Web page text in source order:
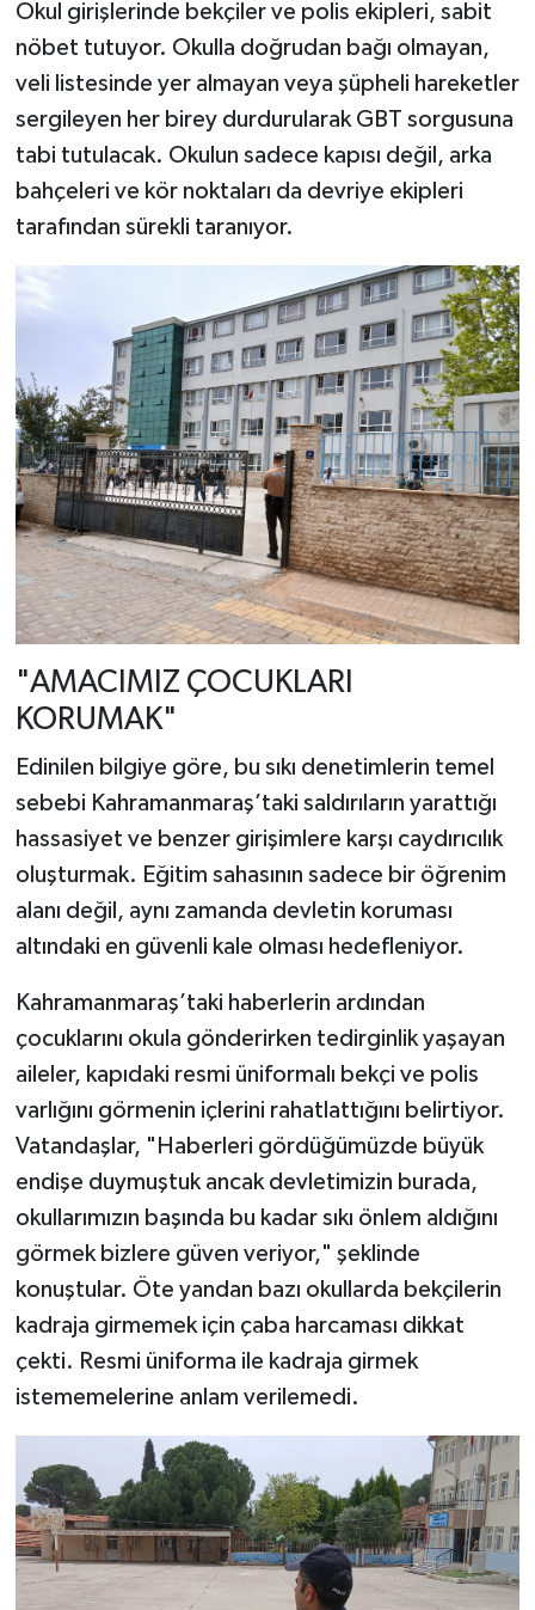
Okul girişlerinde bekçiler ve polis ekipleri, sabit
nöbet tutuyor. Okulla doğrudan bağı olmayan,
veli listesinde yer almayan veya şüpheli hareketler
sergileyen her birey durdurularak GBT sorgusuna
tabi tutulacak. Okulun sadece kapısı değil, arka
bahçeleri ve kör noktaları da devriye ekipleri
tarafından sürekli taranıyor.
​"AMACIMIZ ÇOCUKLARI
KORUMAK"
​Edinilen bilgiye göre, bu sıkı denetimlerin temel
sebebi Kahramanmaraş’taki saldırıların yarattığı
hassasiyet ve benzer girişimlere karşı caydırıcılık
oluşturmak. Eğitim sahasının sadece bir öğrenim
alanı değil, aynı zamanda devletin koruması
altındaki en güvenli kale olması hedefleniyor. ​
​Kahramanmaraş’taki haberlerin ardından
çocuklarını okula gönderirken tedirginlik yaşayan
aileler, kapıdaki resmi üniformalı bekçi ve polis
varlığını görmenin içlerini rahatlattığını belirtiyor.
Vatandaşlar, "Haberleri gördüğümüzde büyük
endişe duymuştuk ancak devletimizin burada,
okullarımızın başında bu kadar sıkı önlem aldığını
görmek bizlere güven veriyor," şeklinde
konuştular. Öte yandan bazı okullarda bekçilerin
kadraja girmemek için çaba harcaması dikkat
çekti. Resmi üniforma ile kadraja girmek
istememelerine anlam verilemedi.